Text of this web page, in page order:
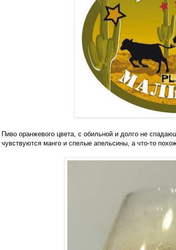
Пиво оранжевого цвета, с обильной и долго не
чувствуются манго и спелые апельсины, а что-то